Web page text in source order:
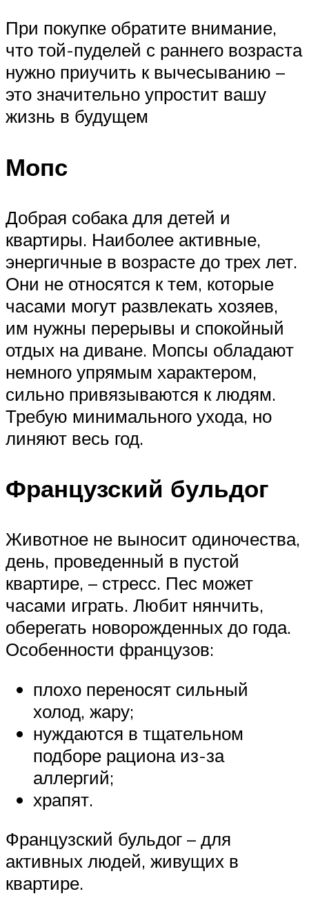
При покупке обратите внимание,
что той-пуделей с раннего возраста
нужно приучить к вычесыванию –
это значительно упростит вашу
жизнь в будущем
Мопс
Добрая собака для детей и
квартиры. Наиболее активные,
энергичные в возрасте до трех лет.
Они не относятся к тем, которые
часами могут развлекать хозяев,
им нужны перерывы и спокойный
отдых на диване. Мопсы обладают
немного упрямым характером,
сильно привязываются к людям.
Требую минимального ухода, но
линяют весь год.
Французский бульдог
Животное не выносит одиночества,
день, проведенный в пустой
квартире, – стресс. Пес может
часами играть. Любит нянчить,
оберегать новорожденных до года.
Особенности французов:
плохо переносят сильный
холод, жару;
нуждаются в тщательном
подборе рациона из-за
аллергий;
храпят.
Французский бульдог – для
активных людей, живущих в
квартире.